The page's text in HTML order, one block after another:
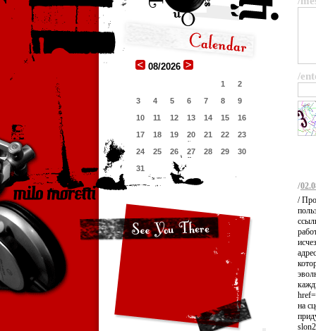
08/2026
1
2
3
4 5 6 7 8
9
10
11 12 13 14 15
16
17
18 19 20 21 22
23
24
25 26 27 28 29
30
31
/
/
/
на